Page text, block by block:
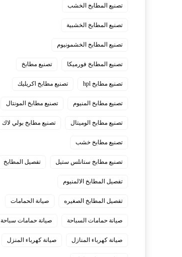
تصنيع المطابخ الخشب
تصنيع المطابخ الخشبية
تصنيع المطابخ الخشمونيوم
تصنيع المطابخ فورميكا تصنيع مطابخ
تصنيع مطابخ hpl تصنيع مطابخ اكريليك
تصنيع مطابخ المنيوم تصنيع مطابخ المونتال
تصنيع مطابخ الوميتال تصنيع مطابخ بولي لاك
تصنيع مطابخ خشب
تصنيع مطابخ ستانلس ستيل تفصيل المطابخ
تفصيل المطابخ الالمنيوم
تفصيل المطابخ الصغيره صيانة الحمامات
صيانة حمامات السباحة صيانة حمامات سباحة
صيانة كهرباء المنازل صيانة كهرباء المنزل